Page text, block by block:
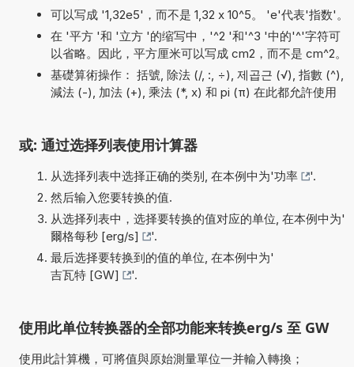
可以写成 '1,32e5'，而不是 1,32 x 10^5。 'e'代表'指数'。
在 '平方 '和 '立方 '的缩写中，'^2 '和'^3 '中的'^'字符可
以省略。因此，平方厘米可以写成 cm2，而不是 cm^2。
基礎算術操作： 括號, 除法 (/, :, ÷), 제곱근 (√), 指數 (^),
減法 (-), 加法 (+), 乘法 (*, x) 和 pi (π) 在此都允許使用
或: 通过选择列表使用计算器
从选择列表中选择正确的类别, 在本例中为'功率
'.
然后输入您要转换的值.
从选择列表中，选择要转换的值对应的单位, 在本例中为'
爾格每秒 [erg/s]
'.
最后选择要转换到的值的单位, 在本例中为'
吉瓦特 [GW]
'.
使用此单位转换器的全部功能来转换erg/s 至 GW
使用此計算機，可將值與原始測量單位一并輸入轉換；